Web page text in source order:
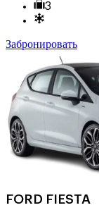
3
Забронировать
FORD FIESTA